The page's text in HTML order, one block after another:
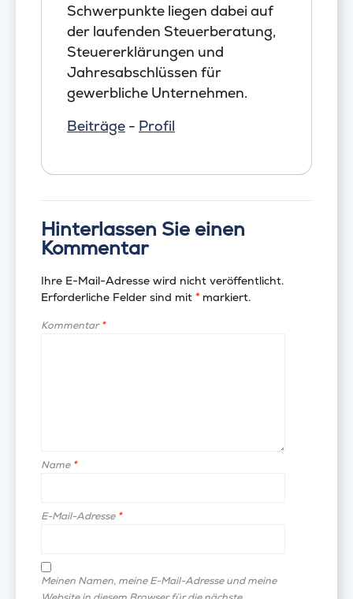
Schwerpunkte liegen dabei auf
der laufenden Steuerberatung,
Steuererklärungen und
Jahresabschlüssen für
gewerbliche Unternehmen.
Beiträge - Profil
Hinterlassen Sie einen
Kommentar
Ihre E-Mail-Adresse wird nicht veröffentlicht.
Erforderliche Felder sind mit *markiert.
Kommentar*
Name *
E-Mail-Adresse *
Meinen Namen, meine E-Mail-Adresse und meine